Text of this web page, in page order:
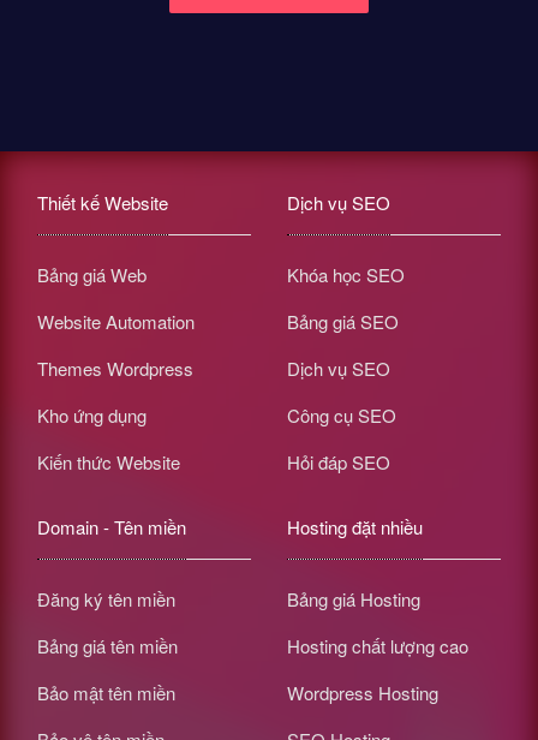
Thiết kế Website
Bảng giá Web
Website Automation
Themes Wordpress
Kho ứng dụng
Kiến thức Website
Dịch vụ SEO
Khóa học SEO
Bảng giá SEO
Dịch vụ SEO
Công cụ SEO
Hỏi đáp SEO
Domain - Tên miền
Đăng ký tên miền
Bảng giá tên miền
Bảo mật tên miền
Hosting đặt nhiều
Bảng giá Hosting
Hosting chất lượng cao
Wordpress Hosting